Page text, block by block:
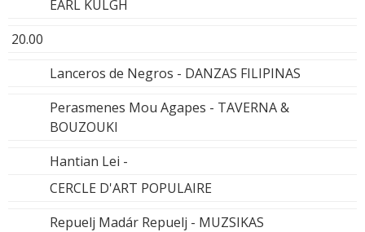
EARL KULGH
20.00
Lanceros de Negros - DANZAS FILIPINAS
Perasmenes Mou Agapes - TAVERNA &
BOUZOUKI
Hantian Lei -
CERCLE D'ART POPULAIRE
Repuelj Madár Repuelj - MUZSIKAS